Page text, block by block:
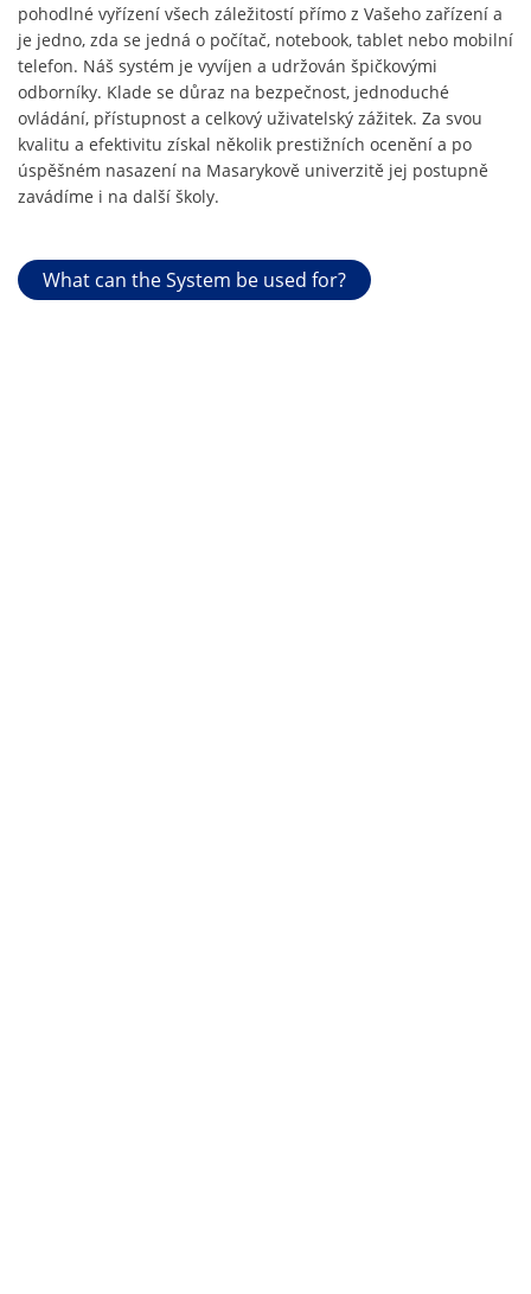
pohodlné vyřízení všech záležitostí přímo z Vašeho zařízení a
je jedno, zda se jedná o počítač, notebook, tablet nebo mobilní
telefon. Náš systém je vyvíjen a udržován špičkovými
odborníky. Klade se důraz na bezpečnost, jednoduché
ovládání, přístupnost a celkový uživatelský zážitek. Za svou
kvalitu a efektivitu získal několik prestižních ocenění a po
úspěšném nasazení na Masarykově univerzitě jej postupně
zavádíme i na další školy.
What can the System be used for?